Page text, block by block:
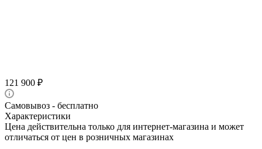
121 900 ₽
Самовывоз - бесплатно
Характеристики
Цена действительна только для интернет-магазина и может
отличаться от цен в розничных магазинах